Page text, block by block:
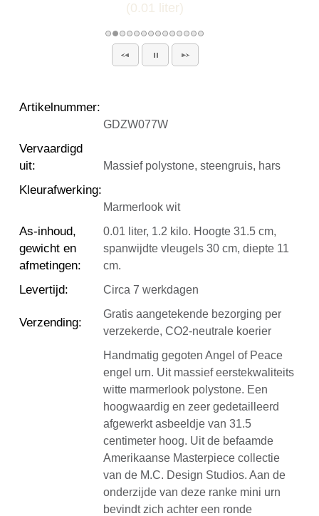
Artikelnummer:
GDZW077W
Vervaardigd
uit: Massief polystone, steengruis, hars
Kleurafwerking:
Marmerlook wit
As-inhoud,
gewicht en
afmetingen:
0.01 liter, 1.2 kilo. Hoogte 31.5 cm,
spanwijdte vleugels 30 cm, diepte 11
cm.
Levertijd: Circa 7 werkdagen
Verzending:
Gratis aangetekende bezorging per
verzekerde, CO2-neutrale koerier
Handmatig gegoten Angel of Peace
engel urn. Uit massief eerstekwaliteits
witte marmerlook polystone. Een
hoogwaardig en zeer gedetailleerd
afgewerkt asbeeldje van 31.5
centimeter hoog. Uit de befaamde
Amerikaanse Masterpiece collectie
van de M.C. Design Studios. Aan de
onderzijde van deze ranke mini urn
bevindt zich achter een ronde